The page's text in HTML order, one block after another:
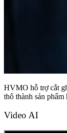
HVMO hỗ trợ cắt
thô thành sản
Video AI